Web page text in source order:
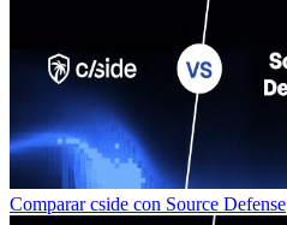
Comparar cside con Source Defense